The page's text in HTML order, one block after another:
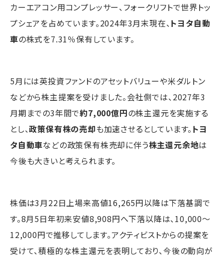
カーエアコン用コンプレッサー、フォークリフトで世界トッ
プシェアを占めています。2024年3月末現在、トヨタ自動
車の株式を7.31％保有しています。
5月には英投資ファンドのアセットバリューや米ダルトン
などから株主提案を受けました。会社側では、2027年3
月期までの3年間で約7,000億円の株主還元を実施する
とし、政策保有株の売却も加速させるとしています。 トヨ
タ自動車などの政策保有株売却に伴う株主還元余地は
今後も大きいと考えられます。
株価は3月22日上場来高値16,265円以降は下落基調で
す。8月5日年初来安値8,908円へ下落以降は、10,000～
12,000円で推移してします。アクティビストからの提案を
受けて、積極的な株主還元を表明しており、今後の動向が